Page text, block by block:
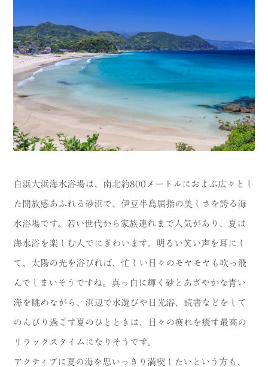
白浜大浜海水浴場は、南北約800メートルにおよぶ広々とし
た開放感あふれる砂浜で、伊豆半島屈指の美しさを誇る海
水浴場です。若い世代から家族連れまで人気があり、夏は
海水浴を楽しむ人でにぎわいます。明るい笑い声を耳にし
て、太陽の光を浴びれば、忙しい日々のモヤモヤも吹っ飛
んでしまいそうですね。真っ白に輝く砂とあざやかな青い
海を眺めながら、浜辺で水遊びや日光浴、読書などをして
のんびり過ごす夏のひとときは、日々の疲れを癒す最高の
リラックスタイムになりそうです。
アクティブに夏の海を思いっきり満喫したいという方も、